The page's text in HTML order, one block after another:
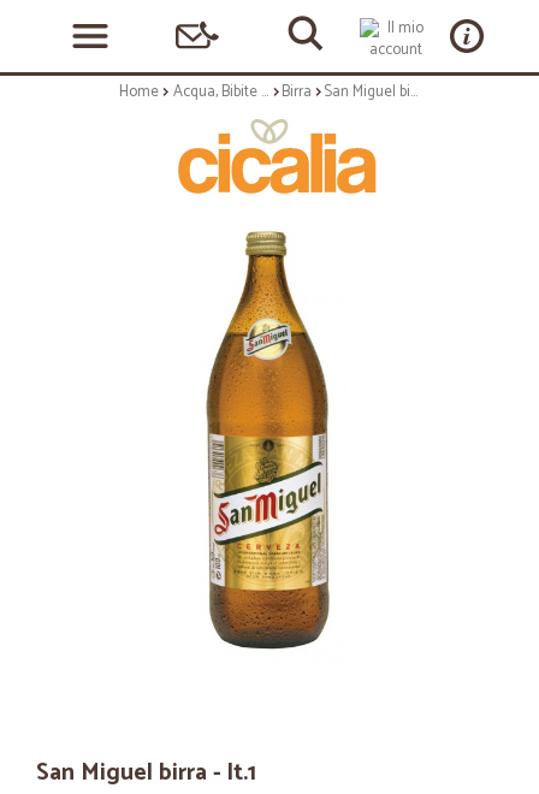
Home Acqua, Bibite e Alcolici Birra San Miguel birra - lt.1
San Miguel birra - lt.1